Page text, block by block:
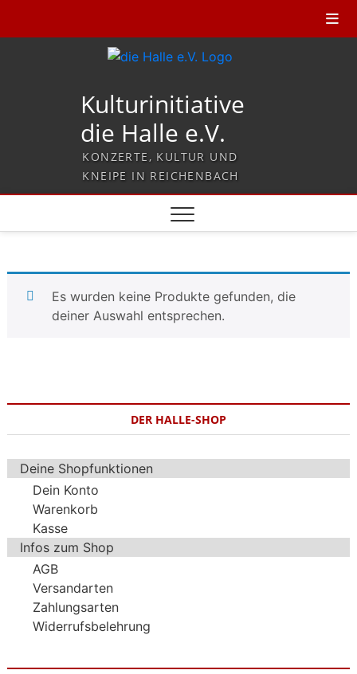
Kulturinitiative
die Halle e.V.
KONZERTE, KULTUR UND
KNEIPE IN REICHENBACH
Es wurden keine Produkte gefunden, die
deiner Auswahl entsprechen.
DER HALLE-SHOP
Deine Shopfunktionen
Dein Konto
Warenkorb
Kasse
Infos zum Shop
AGB
Versandarten
Zahlungsarten
Widerrufsbelehrung